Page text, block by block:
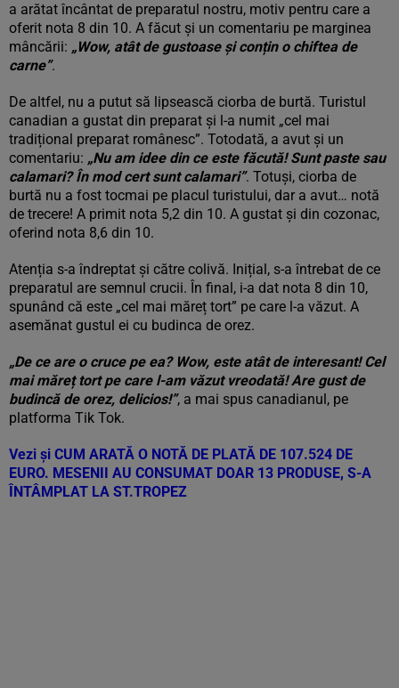
a arătat încântat de preparatul nostru, motiv pentru care a
oferit nota 8 din 10. A făcut și un comentariu pe marginea
mâncării: „Wow, atât de gustoase și conțin o chiftea de
carne”.
De altfel, nu a putut să lipsească ciorba de burtă. Turistul
canadian a gustat din preparat și l-a numit „cel mai
tradițional preparat românesc”. Totodată, a avut și un
comentariu: „Nu am idee din ce este făcută! Sunt paste sau
calamari? În mod cert sunt calamari”. Totuși, ciorba de
burtă nu a fost tocmai pe placul turistului, dar a avut… notă
de trecere! A primit nota 5,2 din 10. A gustat și din cozonac,
oferind nota 8,6 din 10.
Atenția s-a îndreptat și către colivă. Inițial, s-a întrebat de ce
preparatul are semnul crucii. În final, i-a dat nota 8 din 10,
spunând că este „cel mai măreț tort” pe care l-a văzut. A
asemănat gustul ei cu budinca de orez.
„De ce are o cruce pe ea? Wow, este atât de interesant! Cel
mai măreț tort pe care l-am văzut vreodată! Are gust de
budincă de orez, delicios!”, a mai spus canadianul, pe
platforma Tik Tok.
Vezi și CUM ARATĂ O NOTĂ DE PLATĂ DE 107.524 DE
EURO. MESENII AU CONSUMAT DOAR 13 PRODUSE, S-A
ÎNTÂMPLAT LA ST.TROPEZ